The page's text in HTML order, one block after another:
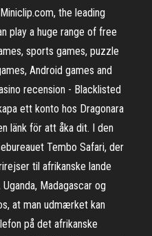
the leading
play a huge range of free
sports games, puzzle
Android games and
recension - Blacklisted
ett konto hos Dragonara
länk för att åka dit. I den
Tembo Safari, der
til afrikanske lande
Madagascar og
at man udmærket kan
på det afrikanske